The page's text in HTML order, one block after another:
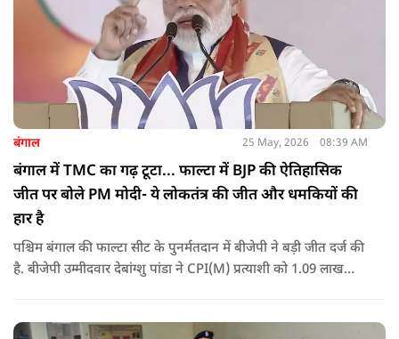
बंगाल 25 May, 2026 08:39 AM
बंगाल में TMC का गढ़ टूटा... फाल्टा में BJP की ऐतिहासिक
जीत पर बोले PM मोदी- ये लोकतंत्र की जीत और धमकियों की
हार है
पश्चिम बंगाल की फाल्टा सीट के पुनर्मतदान में बीजेपी ने बड़ी जीत दर्ज की
है. बीजेपी उम्मीदवार देबांग्शु पांडा ने CPI(M) प्रत्याशी को 1.09 लाख